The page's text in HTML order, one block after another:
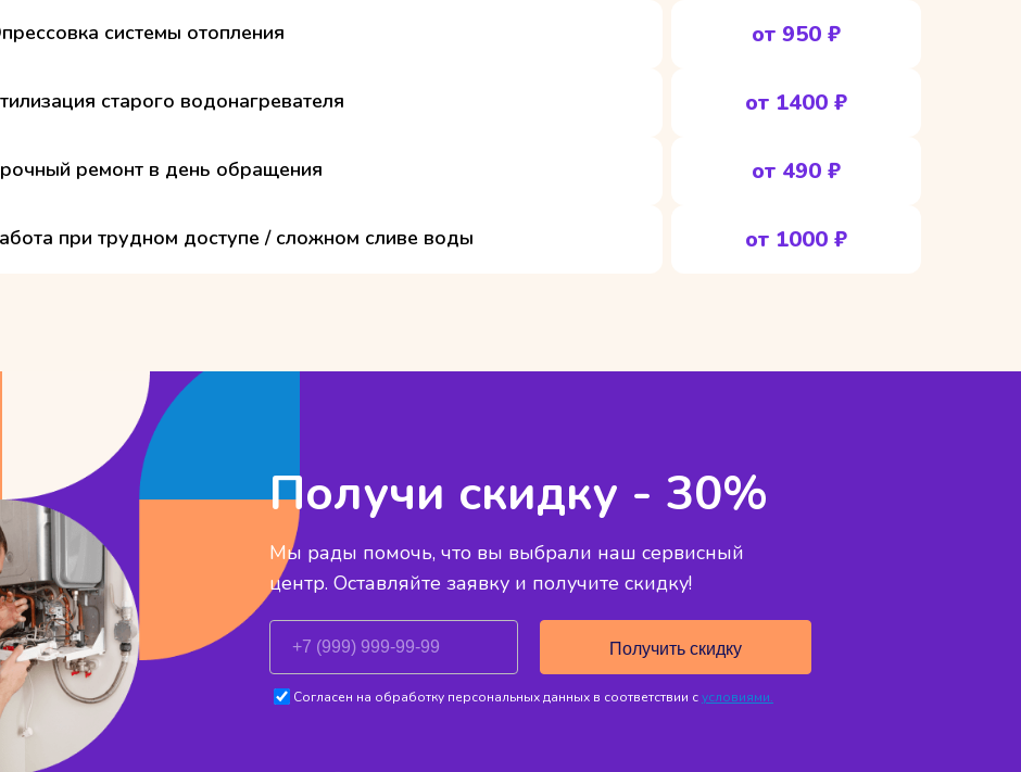
системы отопления от 950 ₽
старого водонагревателя от 1400 ₽
ремонт в день обращения от 490 ₽
при трудном доступе / сложном сливе воды от 1000 ₽
Получи скидку - 30%
Мы рады помочь, что вы выбрали наш сервисный
центр. Оставляйте заявку и получите скидку!
Согласен на обработку персональных данных в соответствии сусловиями.